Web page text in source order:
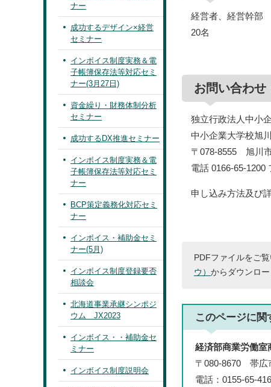
経営者、経営幹部
20名
お問い合わせ
独立行政法人中小
中小企業大学校旭
〒078-8555 旭川
電話 0166-65-1200
申し込み方法及び
PDFファイルをご
ウ） からダウンロー
このページに関
経済部商業労働室
〒080-8670 帯広
電話：0155-65-
ナー
成功するデザイン×経営
セミナー
インボイス制度実務＆電
子帳簿保存法等対応セミ
ナー(3月27日)
資金繰り・財務体制分析
セミナー
成功するDX推進セミナー
インボイス制度実務＆電
子帳簿保存法等対応セミ
ナー
BCP策定義務化対応セミ
ナー
インボイス・補助金セミ
ナー(5月)
インボイス制度登録要否
相談会
北海道事業承継シンポジ
ウム JX2023
インボイス・・補助金セ
ミナー
インボイス制度説明会